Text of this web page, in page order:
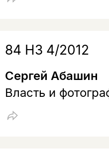
84 НЗ 4/2012
Сергей Абашин
Власть и